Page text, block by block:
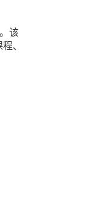
该
、